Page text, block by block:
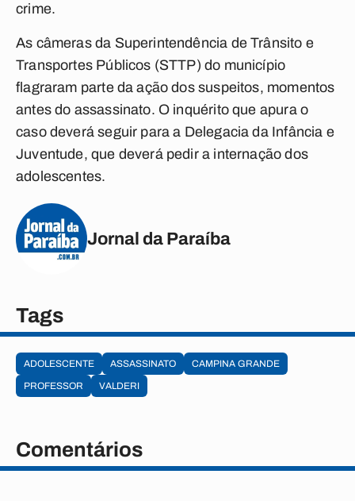
crime.
As câmeras da Superintendência de Trânsito e
Transportes Públicos (STTP) do município
flagraram parte da ação dos suspeitos, momentos
antes do assassinato. O inquérito que apura o
caso deverá seguir para a Delegacia da Infância e
Juventude, que deverá pedir a internação dos
adolescentes.
Jornal da Paraíba
Tags
ADOLESCENTE ASSASSINATO
CAMPINA GRANDE
PROFESSOR
VALDERI
Comentários